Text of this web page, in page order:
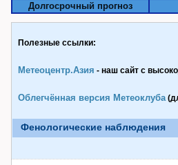
Долгосрочный прогноз
Полезные ссылки:
Метеоцентр.Азия - наш сайт с
Облегчённая версия Метеоклуба
Фенологические наблюдения